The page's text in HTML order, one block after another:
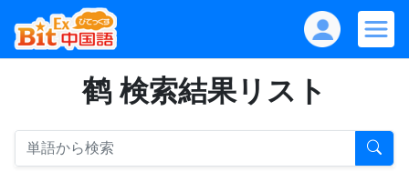
鹤 検索結果リスト